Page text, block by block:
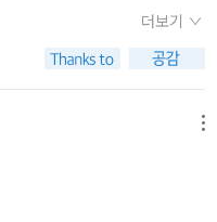
적인 도움 때문이라기보다
시켜준 어떤 가능성 때문
상이, 부패하지 않고 야만
세상이 존재할지 모른다
려운 어떤 것, 선의 희미한
할 가치가 있는 것이었
한 단 사람이라도 악의 손
던 문을 열고, 구원의 손
멸을 바라보면서도 포악
두 인간성이 공생의 윤리
이 예상되는 같은 시간 속
을 내밀었다.(P. 181) 수
지는 일상의 폭력 속에 레
얼마 되지 않는 옷가지와
에 압수되었는데, 이것은 해
수인”들이 가지고 있던
외에는 어떤 희망도 가질
로 적응하라는 나치의 조
, 여전히 우리 주변에서 맴
단지 가면을 쓰고 모습
잘 알아볼 수 없게, 좀더
래된 제2차 세계대전이
맞게 새로운 모습으로.
항하는 단체에서 활동하
지만, 여기 '이것이 인간인
신을 잃지않고 끝까지 살
빅터 프랭클은 '사랑'으로
리모 레비는 '인문정
프랭클이나 프리모 레비
산 것이 아니라 인간이
더보기